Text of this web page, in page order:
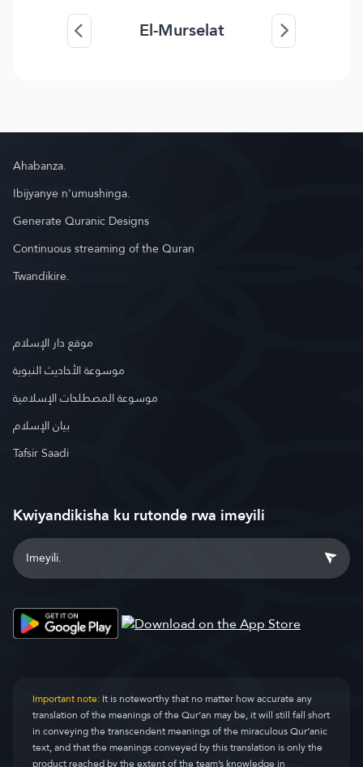
El-Murselat
Ahabanza.
Ibijyanye n'umushinga.
Generate Quranic Designs
Continuous streaming of the Quran
Twandikire.
موقع دار الإسلام
موسوعة الأحاديث النبوية
موسوعة المصطلحات الإسلامية
بيان الإسلام
Tafsir Saadi
Kwiyandikisha ku rutonde rwa imeyili
Important note:It is noteworthy that no matter how accurate any
translation of the meanings of the Qur’an may be, it will still fall short
in conveying the transcendent meanings of the miraculous Qur’anic
text, and that the meanings conveyed by this translation is only the